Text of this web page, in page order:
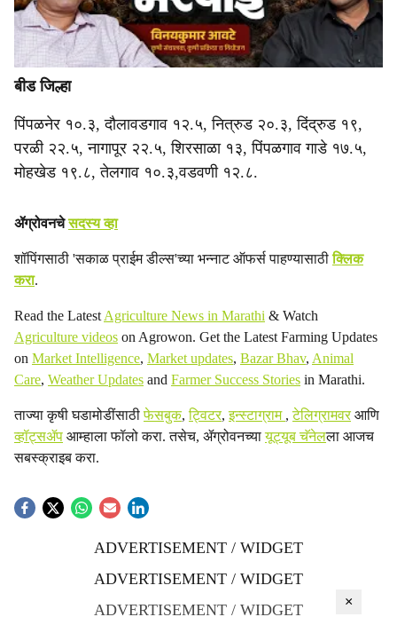
बीड जिल्हा
पिंपळनेर १०.३, दौलावडगाव १२.५, नित्रुड २०.३, दिंद्रुड १९,
परळी २२.५, नागापूर २२.५, शिरसाळा १३, पिंपळगाव गाडे १७.५,
मोहखेड १९.८, तेलगाव १०.३,वडवणी १२.८.
ॲग्रोवनचेसदस्य व्हा
शॉपिंगसाठी 'सकाळ प्राईम डील्स'च्या भन्नाट ऑफर्स पाहण्यासाठीक्लिक
करा.
Read the Latest Agriculture News in Marathi & Watch
Agriculture videos on Agrowon. Get the Latest Farming Updates
on Market Intelligence, Market updates, Bazar Bhav, Animal
Care, Weather Updates and Farmer Success Stories in Marathi.
ताज्या कृषी घडामोडींसाठीफेसबुक,ट्विटर,इन्स्टाग्राम ,टेलिग्रामवरआणि
व्हॉट्सॲप आम्हाला फॉलो करा. तसेच, ॲग्रोवनच्यायूट्यूब चॅनेलला आजच
सबस्क्राइब करा.
ADVERTISEMENT / WIDGET
ADVERTISEMENT / WIDGET
ADVERTISEMENT / WIDGET
×